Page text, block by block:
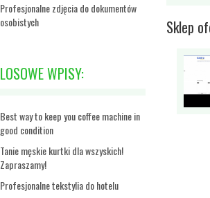
Profesjonalne zdjęcia do dokumentów
osobistych
LOSOWE WPISY:
Best way to keep you coffee machine in
good condition
Tanie męskie kurtki dla wszyskich!
Zapraszamy!
Profesjonalne tekstylia do hotelu
Sklep